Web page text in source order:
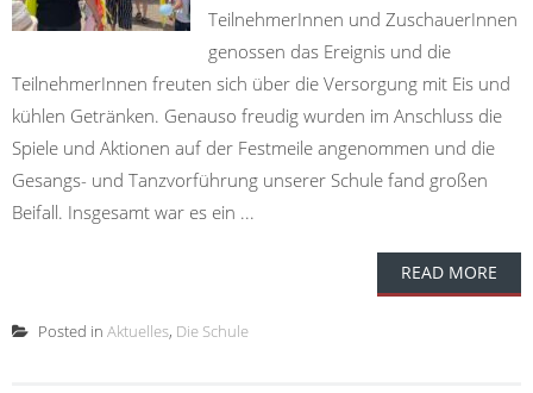
TeilnehmerInnen und ZuschauerInnen
genossen das Ereignis und die
TeilnehmerInnen freuten sich über die Versorgung mit Eis und
kühlen Getränken. Genauso freudig wurden im Anschluss die
Spiele und Aktionen auf der Festmeile angenommen und die
Gesangs- und Tanzvorführung unserer Schule fand großen
Beifall. Insgesamt war es ein ...
READ MORE
Posted in Aktuelles, Die Schule